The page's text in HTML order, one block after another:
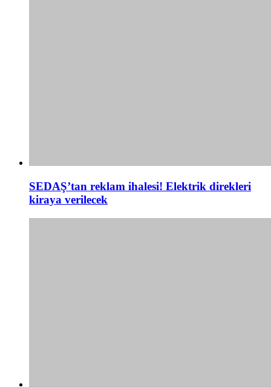
SEDAŞ’tan reklam ihalesi! Elektrik direkleri
kiraya verilecek